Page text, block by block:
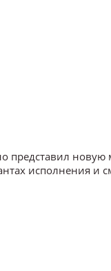
представил новую
исполнения и